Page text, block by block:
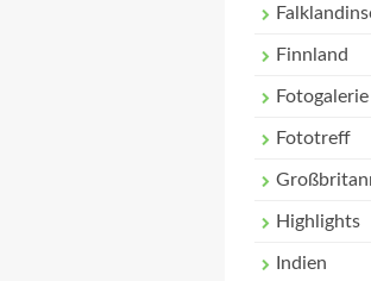
Finnland
Fotogalerie
Fototreff
Highlights
Indien